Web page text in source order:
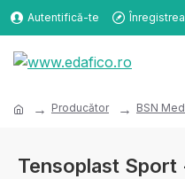
Autentifică-te
Producător BSN
Tensoplast Sport